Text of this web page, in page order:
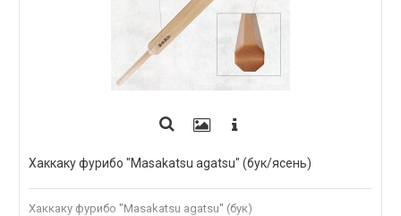
Хаккаку фурибо "Masakatsu agatsu" (бук/ясень)
Хаккаку фурибо "Masakatsu agatsu" (бук)